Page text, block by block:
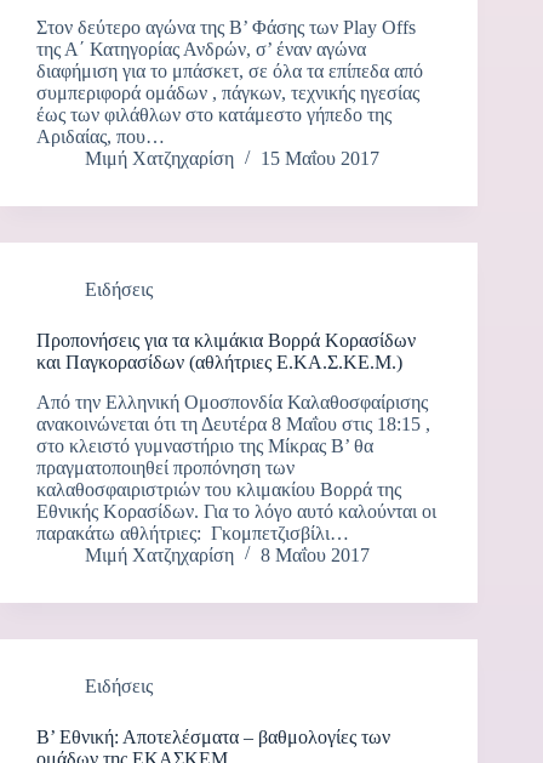
Στον δεύτερο αγώνα της Β’ Φάσης των Play Offs
της Α΄ Κατηγορίας Ανδρών, σ’ έναν αγώνα
διαφήμιση για το μπάσκετ, σε όλα τα επίπεδα από
συμπεριφορά ομάδων , πάγκων, τεχνικής ηγεσίας
έως των φιλάθλων στο κατάμεστο γήπεδο της
Αριδαίας, που…
Μιμή Χατζηχαρίση
15 Μαΐου 2017
Ειδήσεις
Προπονήσεις για τα κλιμάκια Βορρά Κορασίδων
και Παγκορασίδων (αθλήτριες Ε.ΚΑ.Σ.ΚΕ.Μ.)
Από την Ελληνική Ομοσπονδία Καλαθοσφαίρισης
ανακοινώνεται ότι τη Δευτέρα 8 Μαΐου στις 18:15 ,
στο κλειστό γυμναστήριο της Μίκρας Β’ θα
πραγματοποιηθεί προπόνηση των
καλαθοσφαιριστριών του κλιμακίου Βορρά της
Εθνικής Κορασίδων. Για το λόγο αυτό καλούνται οι
παρακάτω αθλήτριες: Γκομπετζισβίλι…
Μιμή Χατζηχαρίση
8 Μαΐου 2017
Ειδήσεις
Β’ Εθνική: Αποτελέσματα – βαθμολογίες των
ομάδων της ΕΚΑΣΚΕΜ